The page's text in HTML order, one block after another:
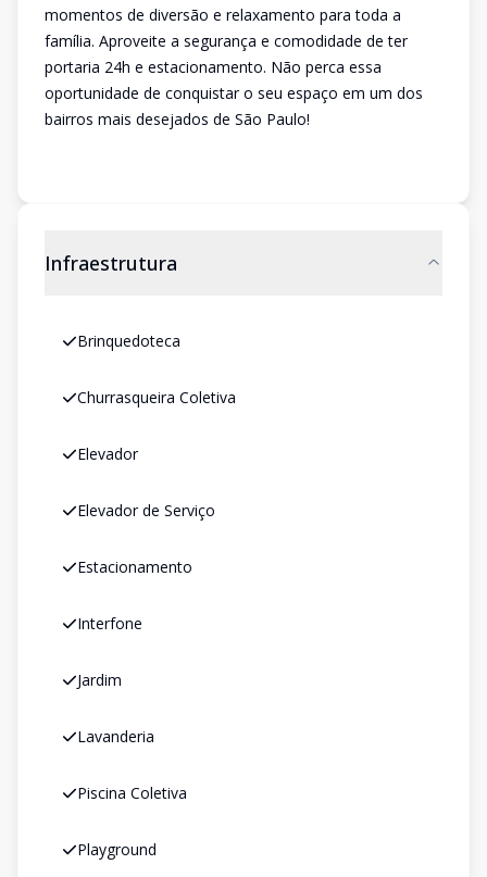
momentos de diversão e relaxamento para toda a
família. Aproveite a segurança e comodidade de ter
portaria 24h e estacionamento. Não perca essa
oportunidade de conquistar o seu espaço em um dos
bairros mais desejados de São Paulo!
Infraestrutura
Brinquedoteca
Churrasqueira Coletiva
Elevador
Elevador de Serviço
Estacionamento
Interfone
Jardim
Lavanderia
Piscina Coletiva
Playground